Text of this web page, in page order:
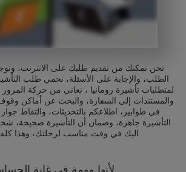
نحن نمكنك من تقديم طلبك على الانترنت،
الطلب، والإجابة على الأسئلة، نحمي طلب
لمتطلبات تأشيرة رومانيا ، نعاني من حركة
والمستندات إلى السفارة، والبحث عن أماكن
في طوابير، اطلاعكم بالتحديثات، والتقاط
التأشيرة جاهزة، وضمان أن التأشيرة صحيحة،
اليك في وقت مناسب لرحلتك، وهذا
لأنها مهمة في غاية